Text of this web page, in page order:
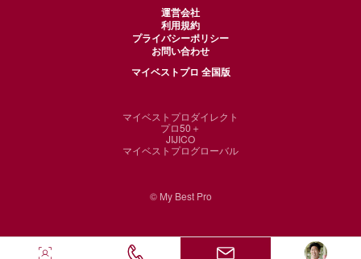
運営会社
利用規約
プライバシーポリシー
お問い合わせ
マイベストプロ 全国版
マイベストプロダイレクト
プロ50＋
JIJICO
マイベストプログローバル
© My Best Pro